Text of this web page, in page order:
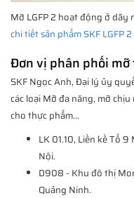
Mỡ LGFP 2 hoạt động ở dãy
chi tiết sản phẩm SKF LGFP 2
Đơn vị phân phối mỡ
SKF Ngọc Anh, Đại lý ủy
các loại Mỡ đa năng, mỡ
cho thực phẩm...
LK 01.10, Liền kề Tổ
Nội.
D908 - Khu đô thị
Quảng Ninh.